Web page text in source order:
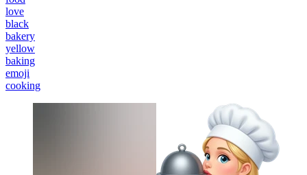
love
black
bakery
yellow
baking
emoji
cooking